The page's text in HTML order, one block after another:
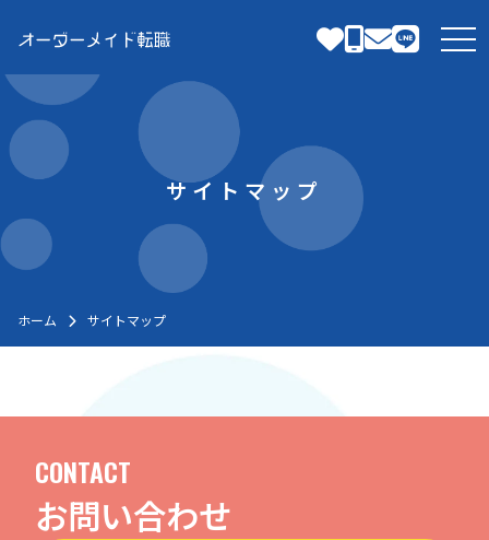
サイトマップ
ホーム サイトマップ
CONTACT
お問い合わせ